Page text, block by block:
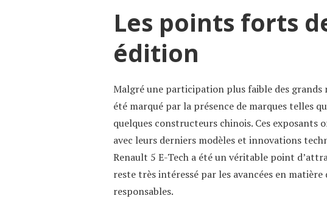
Les points forts
édition
Malgré une participation plus faible des grands
été marqué par la présence de marques telles
quelques constructeurs chinois. Ces
avec leurs derniers modèles et innovations
Renault 5 E-Tech a été un véritable point
reste très intéressé par les avancées en
responsables.